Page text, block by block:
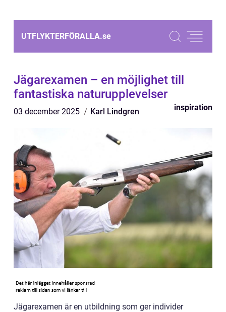
UTFLYKTERFÖRALLA.se
Jägarexamen – en möjlighet till
fantastiska naturupplevelser
03 december 2025 Karl Lindgren inspiration
Jägarexamen är en utbildning som ger individer